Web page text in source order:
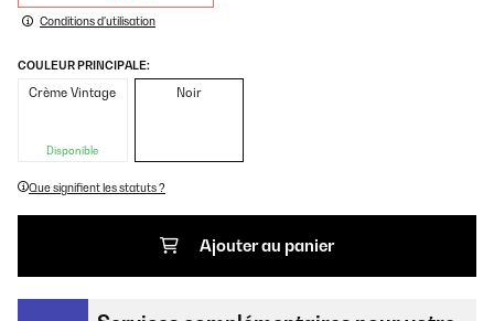
Conditions d'utilisation
COULEUR PRINCIPALE:
Crème Vintage
Disponible
Noir
Que signifient les statuts ?
Ajouter au panier